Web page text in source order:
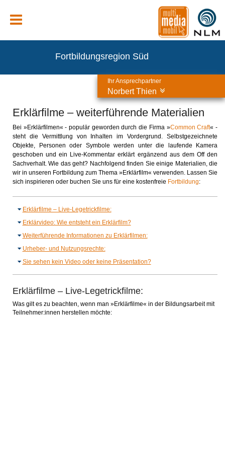
Fortbildungsregion Süd
Erklärfilme – weiterführende Materialien
Bei »Erklärfilmen« - populär geworden durch die Firma »Common Craft« -
steht die Vermittlung von Inhalten im Vordergrund. Selbstgezeichnete
Objekte, Personen oder Symbole werden unter die laufende Kamera
geschoben und ein Live-Kommentar erklärt ergänzend aus dem Off den
Sachverhalt. Wie das geht? Nachfolgend finden Sie einige Materialien, die
wir in unseren Fortbildung zum Thema »Erklärfilm« verwenden. Lassen Sie
sich inspirieren oder buchen Sie uns für eine kostenfreie Fortbildung:
Erklärfilme – Live-Legetrickfilme:
Erklärvideo: Wie entsteht ein Erklärfilm?
Weiterführende Informationen zu Erklärfilmen:
Urheber- und Nutzungsrechte:
Sie sehen kein Video oder keine Präsentation?
Erklärfilme – Live-Legetrickfilme:
Was gilt es zu beachten, wenn man »Erklärfilme« in der Bildungsarbeit mit
Teilnehmer:innen herstellen möchte:
Ihr Ansprechpartner
Norbert Thien